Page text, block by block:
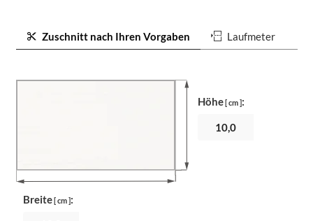
Zuschnitt nach Ihren Vorgaben Laufmeter
Breite[ cm ]:
Höhe[ cm ]: